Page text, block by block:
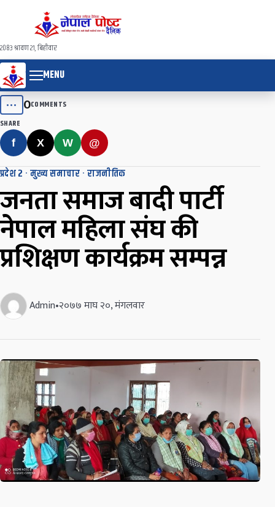
२०८३ श्रावण २१, बिहीवार
MENU
••• 0COMMENTS
SHARE
f X W @
प्रदेश २ · मुख्य समाचार · राजनीतिक
जनता समाज बादी पार्टी
नेपाल महिला संघ की
प्रशिक्षण कार्यक्रम सम्पन्न
Admin•२०७७ माघ २०, मंगलवार